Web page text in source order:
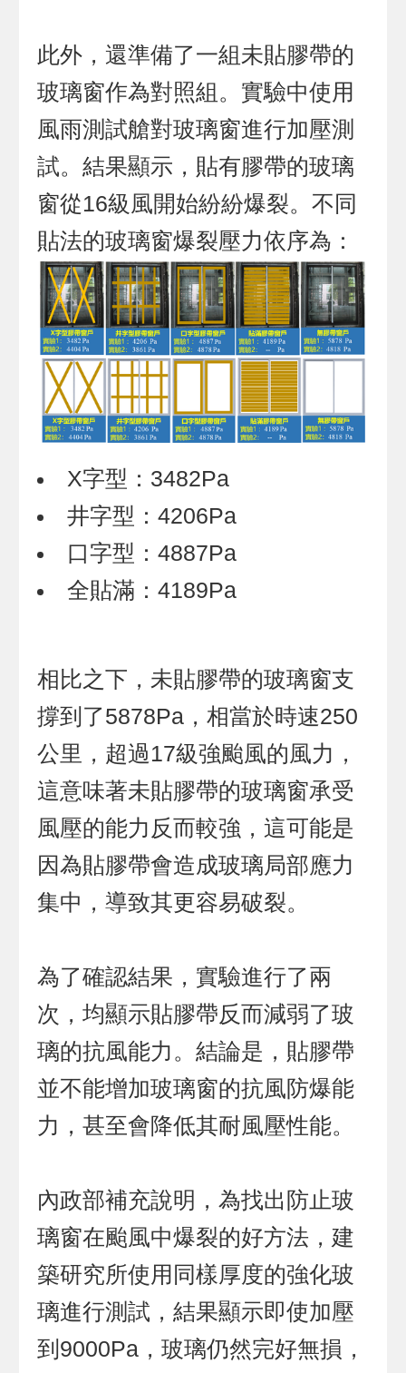
此外，還準備了一組未貼膠帶的
玻璃窗作為對照組。實驗中使用
風雨測試艙對玻璃窗進行加壓測
試。結果顯示，貼有膠帶的玻璃
窗從16級風開始紛紛爆裂。不同
貼法的玻璃窗爆裂壓力依序為：
X字型：3482Pa
井字型：4206Pa
口字型：4887Pa
全貼滿：4189Pa
相比之下，未貼膠帶的玻璃窗支
撐到了5878Pa，相當於時速250
公里，超過17級強颱風的風力，
這意味著未貼膠帶的玻璃窗承受
風壓的能力反而較強，這可能是
因為貼膠帶會造成玻璃局部應力
集中，導致其更容易破裂。
為了確認結果，實驗進行了兩
次，均顯示貼膠帶反而減弱了玻
璃的抗風能力。結論是，貼膠帶
並不能增加玻璃窗的抗風防爆能
力，甚至會降低其耐風壓性能。
內政部補充說明，為找出防止玻
璃窗在颱風中爆裂的好方法，建
築研究所使用同樣厚度的強化玻
璃進行測試，結果顯示即使加壓
到9000Pa，玻璃仍然完好無損，